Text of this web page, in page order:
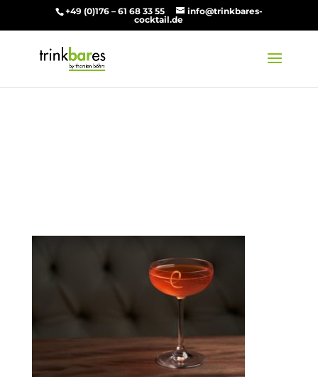
+49 (0)176 – 61 68 33 55
info@trinkbares-
cocktail.de